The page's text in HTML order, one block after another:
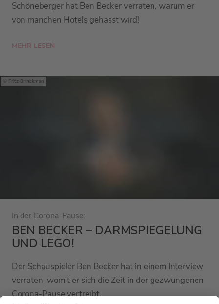
Schöneberger hat Ben Becker verraten, warum er
von manchen Hotels gehasst wird!
MEHR LESEN
Fritz Brinckman
In der Corona-Pause:
BEN BECKER – DARMSPIEGELUNG
UND LEGO!
Der Schauspieler Ben Becker hat in einem Interview
verraten, womit er sich die Zeit in der gezwungenen
Corona-Pause vertreibt.